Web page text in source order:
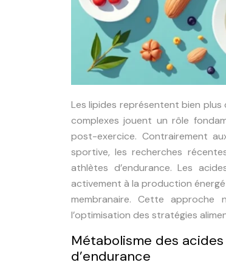
Les lipides représentent bien plus
complexes jouent un rôle
post-exercice. Contrairement
sportive, les recherches
athlètes d’endurance. Les
activement à la production
membranaire. Cette
l’optimisation des stratégies
Métabolisme des
d’endurance